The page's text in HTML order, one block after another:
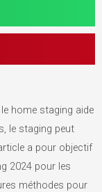
home staging aide
le staging peut
a pour objectif
2024 pour les
méthodes pour